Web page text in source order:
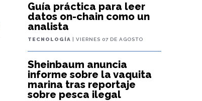
Guía práctica para leer
datos on-chain como un
analista
TECNOLOGÍA | VIERNES 07 DE AGOSTO
Sheinbaum anuncia
informe sobre la vaquita
marina tras reportaje
sobre pesca ilegal